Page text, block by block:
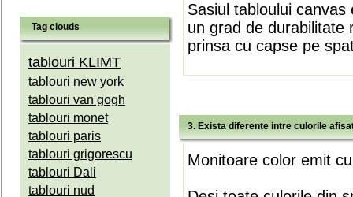
Tag clouds
tablouri KLIMT
tablouri new york
tablouri van gogh
tablouri monet
tablouri paris
tablouri grigorescu
tablouri Dali
tablouri nud
Sasiul tabloului
un grad de durabilitate
prinsa cu capse pe
3. Exista diferente intre culorile
Monitoare color emit